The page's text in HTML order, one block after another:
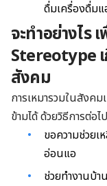
ดื่มเครื่องดื่ม
จะทำอย่างไร
Stereotype
สังคม
การเหมารวมในสังค
ข้ามได้ ด้วยวิธีการต่อไ
ขอความช่วยเ
อ่อนแอ
ช่วยทำงานบ้